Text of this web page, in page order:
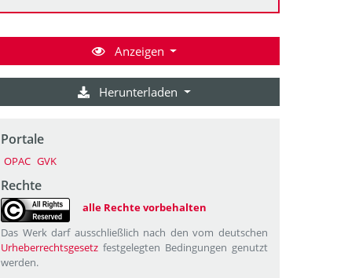
Anzeigen
Herunterladen
Portale
OPAC GVK
Rechte
alle Rechte vorbehalten
Das Werk darf ausschließlich nach den vom deutschen
Urheberrechtsgesetz festgelegten Bedingungen genutzt
werden.